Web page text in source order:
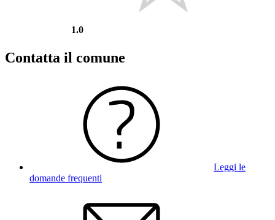
1.0
Contatta il comune
Leggi le
domande frequenti